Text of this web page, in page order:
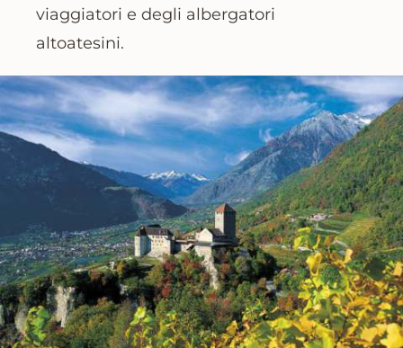
viaggiatori e degli albergatori
altoatesini.